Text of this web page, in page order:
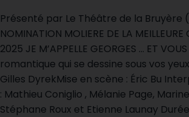
Présenté par Le Théâtre de la Bruyère
NOMINATION MOLIERE DE LA MEILLEURE
2025 JE M’APPELLE GEORGES … ET
romantique qui se dessine sous vos
Gilles DyrekMise en scène : Éric Bu
: Mathieu Coniglio , Mélanie Page,
Stéphane Roux et Etienne Launay Durée